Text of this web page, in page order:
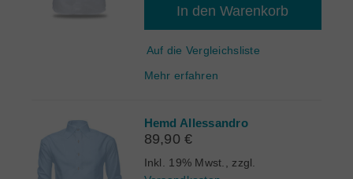
In den Warenkorb
Auf die Vergleichsliste
Mehr erfahren
Hemd Allessandro
89,90 €
Inkl. 19% Mwst.
zzgl.